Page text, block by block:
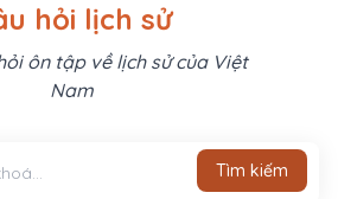
hỏi lịch sử
ôn tập về lịch sử của Việt
Nam
Tìm kiếm